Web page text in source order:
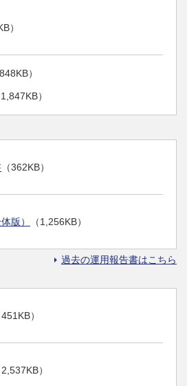
）
）
1,847KB）
（362KB）
版） （1,256KB）
過去の運用報告書はこちら
451KB）
2,537KB）